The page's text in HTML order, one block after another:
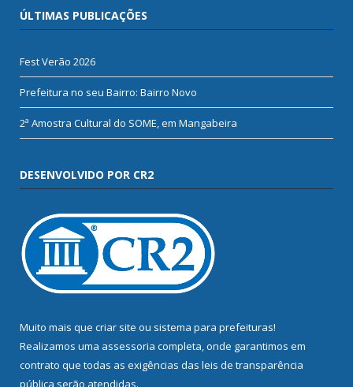
ÚLTIMAS PUBLICAÇÕES
Fest Verão 2026
Prefeitura no seu Bairro: Bairro Novo
2ª Amostra Cultural do SOME, em Mangabeira
DESENVOLVIDO POR CR2
Muito mais que criar site ou sistema para prefeituras!
Realizamos uma assessoria completa, onde garantimos em
contrato que todas as exigências das leis de transparência
pública serão atendidas.